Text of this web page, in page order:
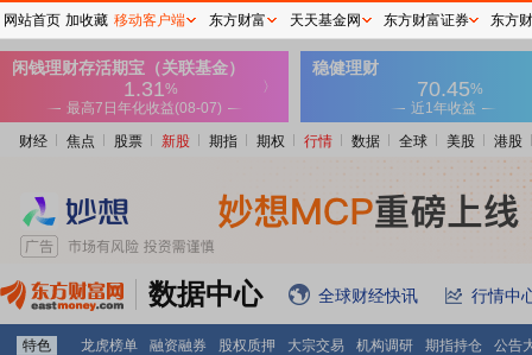
财经 焦点 股票 新股 期指 期权 行情 数据 全球 美股 港股
数据中心 全球财经快讯 行情中
特色 龙虎榜单 融资融券 股权质押 大宗交易 机构调研 期指持仓
公告
网站首页 加收藏 移动客户端 东方财富 天天基金网 东方财富证券 东方